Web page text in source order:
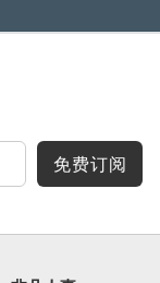
免费订阅